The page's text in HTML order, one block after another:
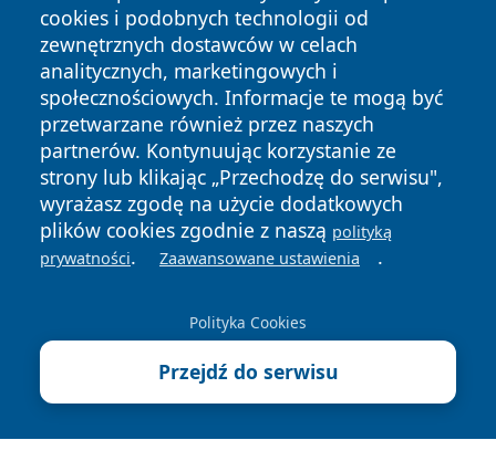
cookies i podobnych technologii od
zewnętrznych dostawców w celach
analitycznych, marketingowych i
społecznościowych. Informacje te mogą być
przetwarzane również przez naszych
partnerów. Kontynuując korzystanie ze
strony lub klikając „Przechodzę do serwisu",
wyrażasz zgodę na użycie dodatkowych
plików cookies zgodnie z naszą polityką
prywatności. Zaawansowane ustawienia .
Polityka Cookies
Przejdź do serwisu
Copyright © 2026 faktybytom.pl Wszystkie prawa zastrzeżone.
News Autorzy
Polityka
Prywatności
Polityka
Cookies